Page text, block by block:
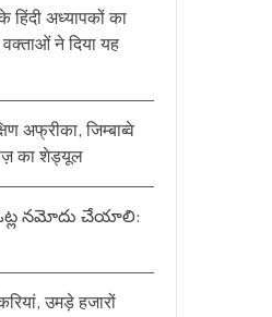
अध्यापकों का
ने दिया यह
अफ्रीका, जिम्बाब्वे
का शेड्यूल
ఓట్ల నమోదు చేయాలి:
उमड़े हजारों